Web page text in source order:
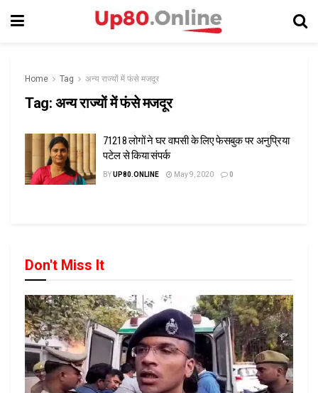
Home Tag अन्य राज्यों में फंसे मजदूर
Tag: अन्य राज्यों में फंसे मजदूर
71218 लोगों ने घर वापसी के लिए फेसबुक पर अनुप्रिया
पटेल से किया संपर्क
BYUP80.ONLINE May 9, 2020 0
Don't Miss It